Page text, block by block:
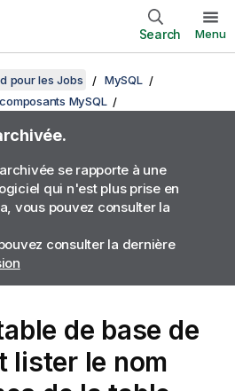
Search Menu
pour les Jobs
MySQL
MySQL
se rapporte à une
qui n'est plus prise en
vous pouvez consulter la
consulter la dernière
de base de
lister le nom